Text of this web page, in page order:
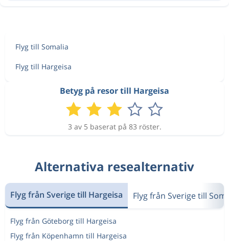
Flyg till Somalia
Flyg till Hargeisa
Betyg på resor till Hargeisa
3 av 5 baserat på 83 röster.
Alternativa resealternativ
Flyg från Sverige till Hargeisa Flyg från Sverige till
Flyg från Göteborg till Hargeisa
Flyg från Köpenhamn till Hargeisa